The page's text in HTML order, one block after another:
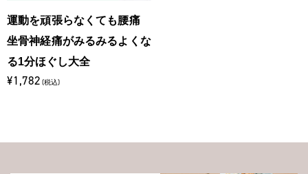
運動を頑張らなくても腰痛
坐骨神経痛がみるみるよくな
る1分ほぐし大全
¥1,782 (税込)